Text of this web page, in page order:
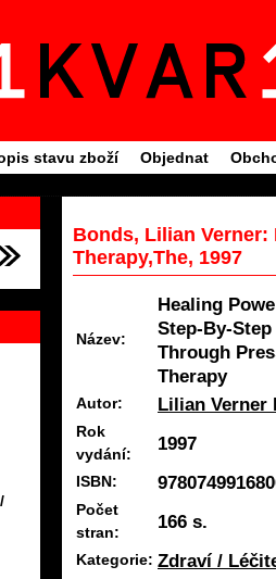
stavu zboží Objednat
Bonds, Lilian Verner:
Therapy,The, 1997
Název:
Healing
Step-By-
Through
Therapy
Autor: Lilian Verner
Rok
vydání:
1997
ISBN:
Počet
stran:
166 s.
Kategorie: Zdraví /